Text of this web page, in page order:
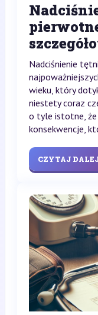
Nadciśnienie
wieku, który
niestety coraz
o tyle istotne, że
konsekwencje,
CZYTAJ